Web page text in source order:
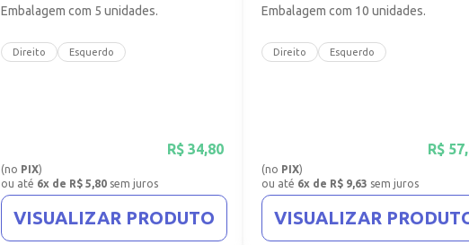
Embalagem com 5 unidades.
Direito Esquerdo
R$ 34,80
(no PIX)
ou até 6x de R$ 5,80 sem juros
VISUALIZAR PRODUTO
Embalagem com 10 unidades.
Direito Esquerdo
R$
(no PIX)
ou até 6x de R$ 9,63 sem juros
VISUALIZAR